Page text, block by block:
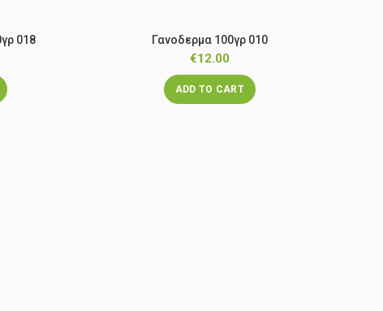
018 Γανοδερμα 100γρ 010
€12.00
ADD TO CART